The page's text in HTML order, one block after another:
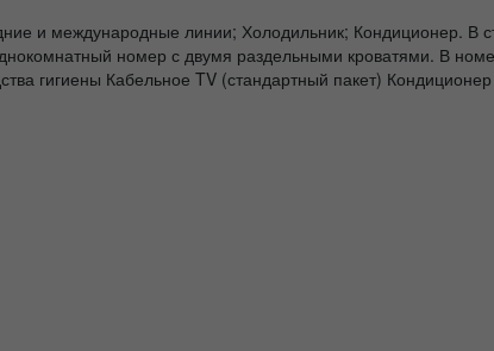
и международные линии; Холодильник; Кондиционер. В
номер с двумя раздельными кроватями. В
гигиены Кабельное TV (стандартный пакет)